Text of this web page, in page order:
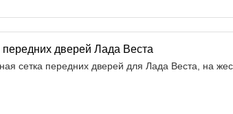
дверей Лада Веста
сетка передних дверей для Лада Веста, на